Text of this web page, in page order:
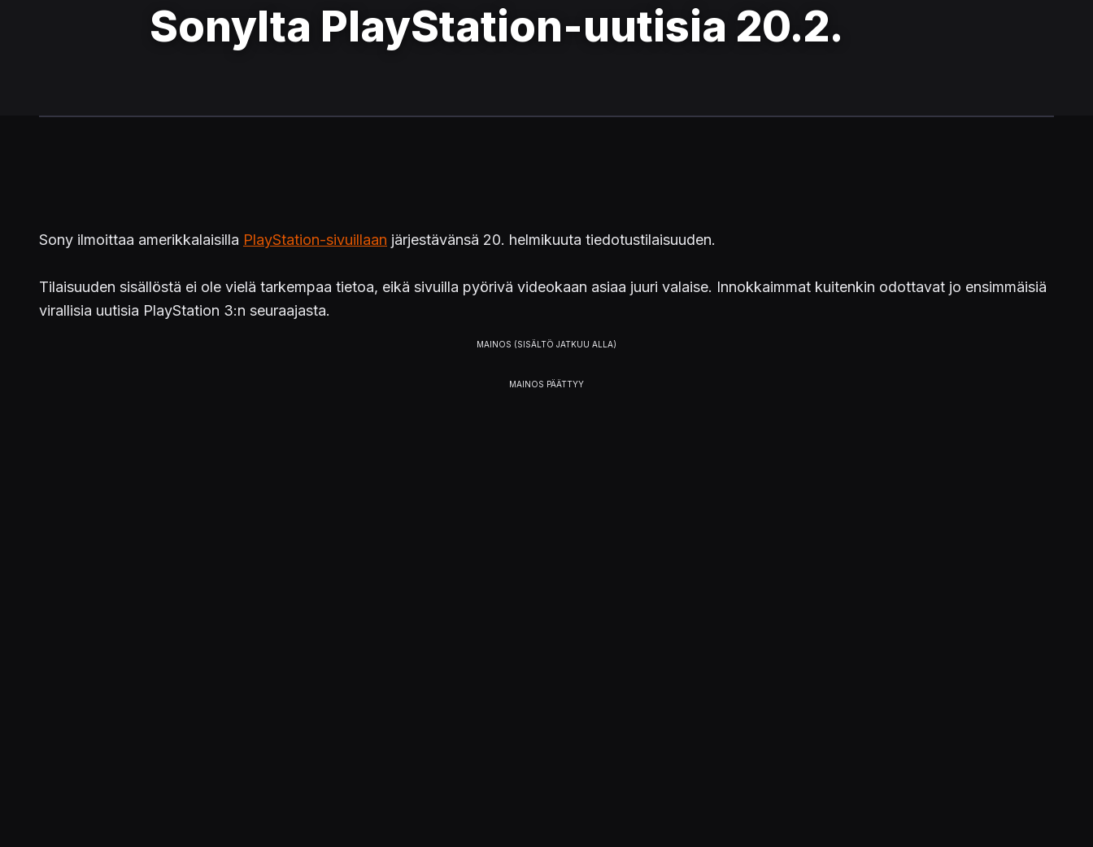
Sonylta PlayStation-uutisia 20.2.
Sony ilmoittaa amerikkalaisilla PlayStation-sivuillaan järjestävänsä 20. helmikuuta tiedotustilaisuuden.
Tilaisuuden sisällöstä ei ole vielä tarkempaa tietoa, eikä sivuilla pyörivä videokaan asiaa juuri valaise. Innokkaimmat kuitenkin odottavat jo ensimmäisiä
virallisia uutisia PlayStation 3:n seuraajasta.